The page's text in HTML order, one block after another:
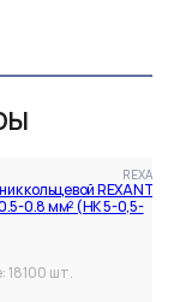
REXANT
кольцевой REXANT,
0.8 мм² (НК 5-0,5-
18100 шт.